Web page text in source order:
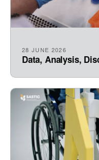
28 JUNE 2026
Data, Analysis,